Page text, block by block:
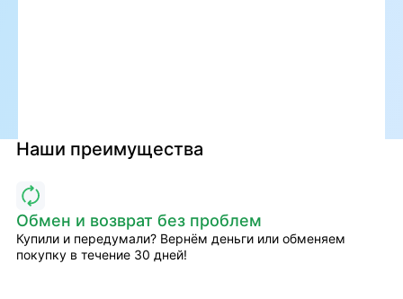
Наши преимущества
Обмен и возврат без проблем
Купили и передумали? Вернём деньги или обменяем
покупку в течение 30 дней!